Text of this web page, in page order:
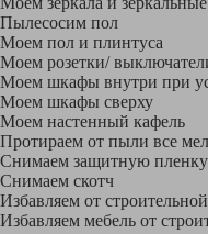
Пылесосим пол
Моем пол и плинтуса
Моем розетки/
Моем шкафы внутри при
Моем шкафы сверху
Моем настенный кафель
Протираем от пыли все
Снимаем защитную
Снимаем скотч
Избавляем от
Избавляем мебель от